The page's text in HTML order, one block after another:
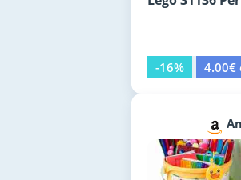
-16%
4.00€